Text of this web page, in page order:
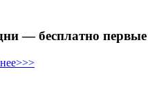
первые 20